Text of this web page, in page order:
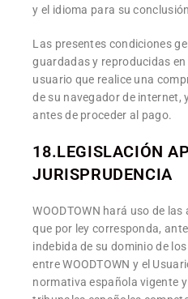
y el idioma para su
Las presentes condiciones
guardadas y reproducidas
usuario que realice una
de su navegador de internet,
antes de proceder al pago.
18.LEGISLACIÓN
JURISPRUDENCIA
WOODTOWN hará uso de
que por ley corresponda,
indebida de su dominio de
entre WOODTOWN y el
normativa española vigente